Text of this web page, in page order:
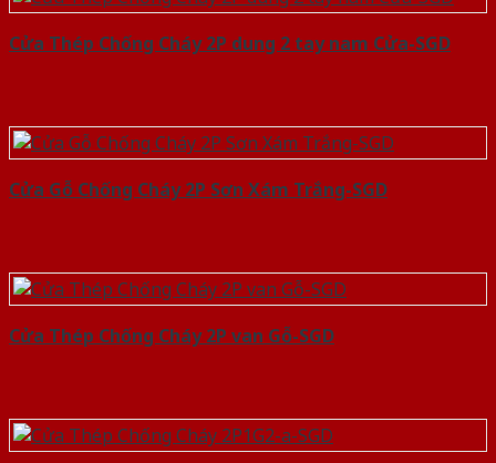
Cửa Thép Chống Cháy 2P dung 2 tay nam Cửa-SGD
Cửa Gỗ Chống Cháy 2P Sơn Xám Trắng-SGD
Cửa Thép Chống Cháy 2P van Gỗ-SGD